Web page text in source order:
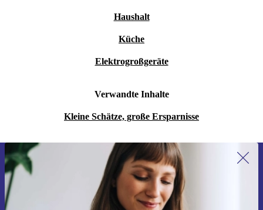
Haushalt
Küche
Elektrogroßgeräte
Verwandte Inhalte
Kleine Schätze, große Ersparnisse
Erstmals zum Newsletter anmelden,
15 € sparen!
Verpasse kein Angebot mehr.